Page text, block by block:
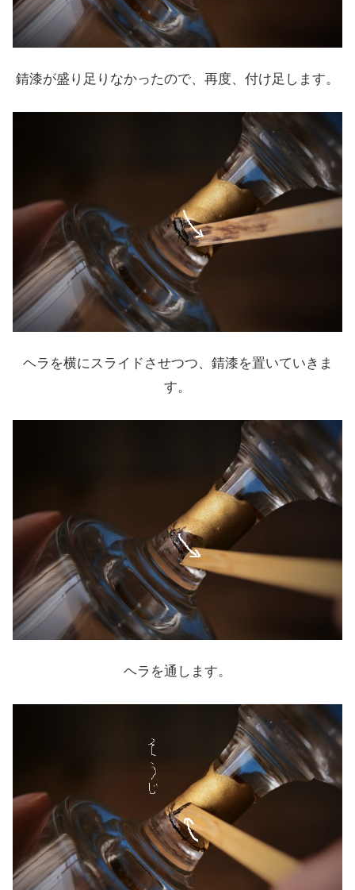
錆漆が盛り足りなかったので、再度、付け足します。
ヘラを横にスライドさせつつ、錆漆を置いていきま
す。
ヘラを通します。